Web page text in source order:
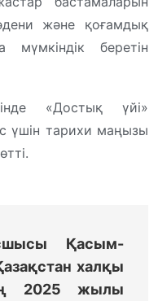
және қоғамдық
беретін
«Достық үйі»
үшін тарихи маңызы
Қасым-
халқы
2025 жылы